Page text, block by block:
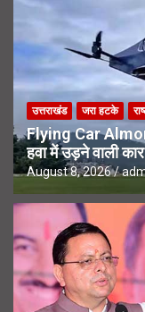
उत्तराखंड जरा हटके
Flying Car
हवा में उड़ने वाली कार
August 8, 2026